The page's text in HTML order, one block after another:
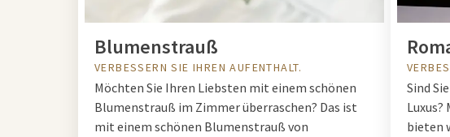
Blumenstrauß
VERBESSERN SIE IHREN AUFENTHALT.
Möchten Sie Ihren Liebsten mit einem schönen
Blumenstrauß im Zimmer überraschen? Das ist
mit einem schönen Blumenstrauß von
Sind
bieten